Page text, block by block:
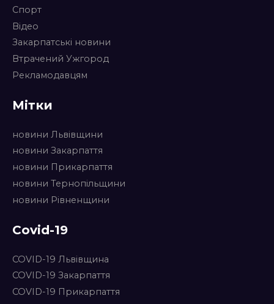
Спорт
Відео
Закарпатські новини
Втрачений Ужгород
Рекламодавцям
Мітки
новини Львівщини
новини Закарпаття
новини Прикарпаття
новини Тернопільщини
новини Рівненщини
Covid-19
COVID-19 Львівщина
COVID-19 Закарпаття
COVID-19 Прикарпаття